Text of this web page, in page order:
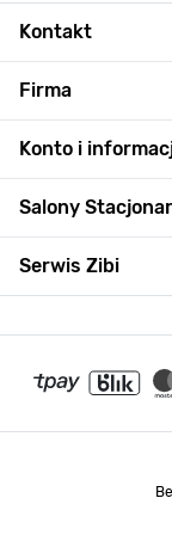
Kontakt
Firma
Konto i
Salony
Serwis Zibi